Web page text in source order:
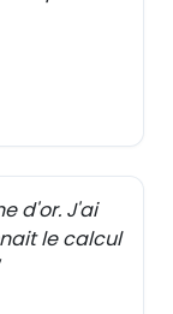
d'or. J'ai
le calcul